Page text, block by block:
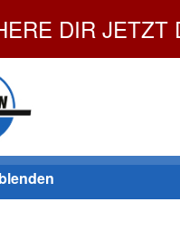
DIR JETZT